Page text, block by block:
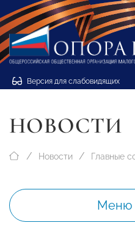
Версия для слабовидящих
НОВОСТИ
Новости Главные
Меню